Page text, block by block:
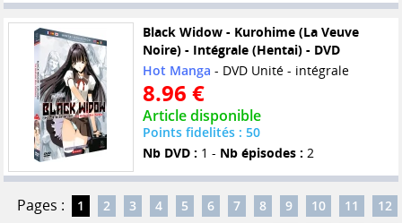
Black Widow - Kurohime (La Veuve
Noire) - Intégrale (Hentai) - DVD
Hot Manga - DVD Unité - intégrale
8.96 €
Article disponible
Points fidelités : 50
Nb DVD : 1 - Nb épisodes : 2
Pages : 1 2 3 4 5 6 7 8 9 10 11
12